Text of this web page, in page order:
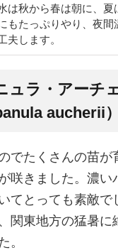
は秋から春は朝に、夏
もたっぷりやり、夜間
夫します。
ュラ・アーチ
aucherii
でたくさんの苗が
咲きました。濃い
てとっても素敵で
関東地方の猛暑に
。